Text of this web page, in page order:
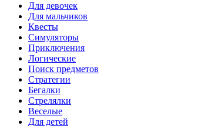
Для девочек
Для мальчиков
Квесты
Симуляторы
Приключения
Логические
Поиск предметов
Стратегии
Бегалки
Стрелялки
Веселые
Для детей